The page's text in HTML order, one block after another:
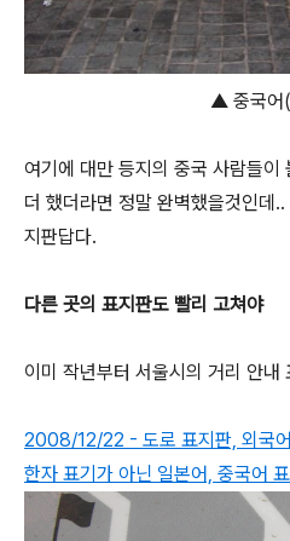
▲ 중국어
여기에 대만 등지의 중국 사람들이
더 했더라면 정말 완벽했을것인데
지판답다.
다른 곳의 표지판도 빨리 고쳐야
이미 작년부터 서울시의 거리 안내
2008/12/22 - 도로 표지판, 외국어
한자 표기가 아닌 일본어, 중국어